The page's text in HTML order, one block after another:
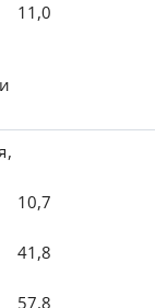
11,0
10,7
41,8
57,8